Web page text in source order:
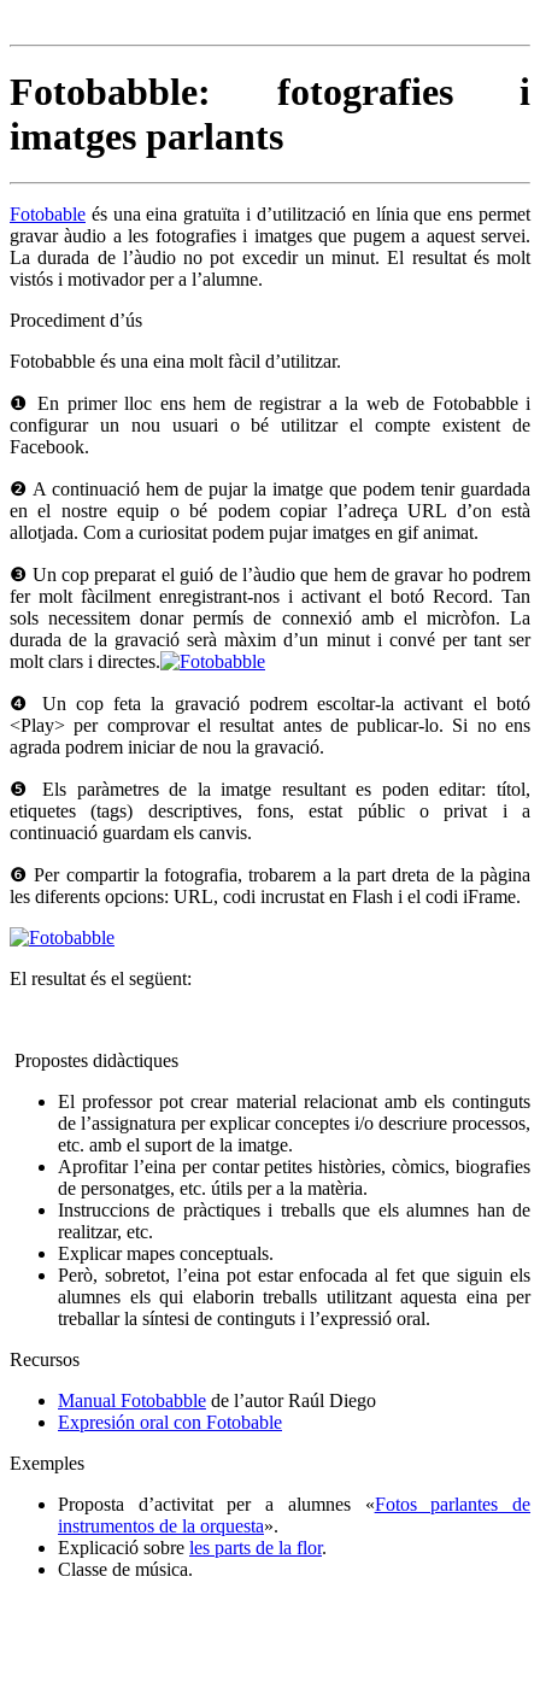
Fotobabble: fotografies i
imatges parlants
Fotobable és una eina gratuïta i d’utilització en línia que ens permet
gravar àudio a les fotografies i imatges que pugem a aquest servei.
La durada de l’àudio no pot excedir un minut. El resultat és molt
vistós i motivador per a l’alumne.
Procediment d’ús
Fotobabble és una eina molt fàcil d’utilitzar.
❶ En primer lloc ens hem de registrar a la web de Fotobabble i
configurar un nou usuari o bé utilitzar el compte existent de
Facebook.
❷ A continuació hem de pujar la imatge que podem tenir guardada
en el nostre equip o bé podem copiar l’adreça URL d’on està
allotjada. Com a curiositat podem pujar imatges en gif animat.
❸ Un cop preparat el guió de l’àudio que hem de gravar ho podrem
fer molt fàcilment enregistrant-nos i activant el botó Record. Tan
sols necessitem donar permís de connexió amb el micròfon. La
durada de la gravació serà màxim d’un minut i convé per tant ser
molt clars i directes.
❹ Un cop feta la gravació podrem escoltar-la activant el botó
<Play> per comprovar el resultat antes de publicar-lo. Si no ens
agrada podrem iniciar de nou la gravació.
❺ Els paràmetres de la imatge resultant es poden editar: títol,
etiquetes (tags) descriptives, fons, estat públic o privat i a
continuació guardam els canvis.
❻ Per compartir la fotografia, trobarem a la part dreta de la pàgina
les diferents opcions: URL, codi incrustat en Flash i el codi iFrame.
El resultat és el següent:
Propostes didàctiques
El professor pot crear material relacionat amb els continguts
de l’assignatura per explicar conceptes i/o descriure processos,
etc. amb el suport de la imatge.
Aprofitar l’eina per contar petites històries, còmics, biografies
de personatges, etc. útils per a la matèria.
Instruccions de pràctiques i treballs que els alumnes han de
realitzar, etc.
Explicar mapes conceptuals.
Però, sobretot, l’eina pot estar enfocada al fet que siguin els
alumnes els qui elaborin treballs utilitzant aquesta eina per
treballar la síntesi de continguts i l’expressió oral.
Recursos
Manual Fotobabble de l’autor Raúl Diego
Expresión oral con Fotobable
Exemples
Proposta d’activitat per a alumnes «Fotos parlantes de
instrumentos de la orquesta».
Explicació sobre les parts de la flor.
Classe de música.